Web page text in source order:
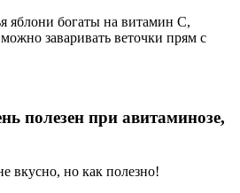
яблони богаты на витамин С,
заваривать веточки прям с
полезен при авитаминозе,
вкусно, но как полезно!